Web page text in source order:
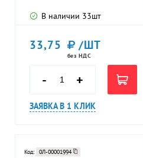
В наличии 33шт
33,75 /ШТ
без НДС
- +
ЗАЯВКА В 1 КЛИК
Код: 0Л-00001994